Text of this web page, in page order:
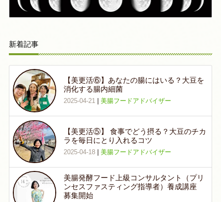
新着記事
【美更活⑥】あなたの腸にはいる？大豆を
消化する腸内細菌
2025-04-21| 美腸フードアドバイザー
【美更活⑤】 食事でどう摂る？大豆のチカ
ラを毎日にとり入れるコツ
2025-04-18| 美腸フードアドバイザー
美腸発酵フード上級コンサルタント（プリ
ンセスファスティング指導者）養成講座
募集開始